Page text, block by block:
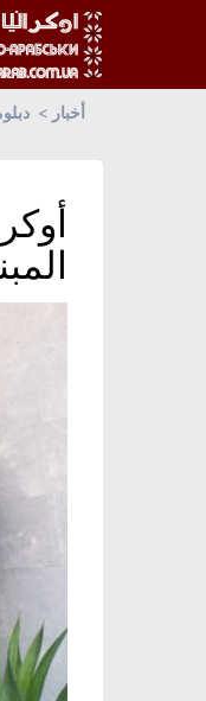
أخبار